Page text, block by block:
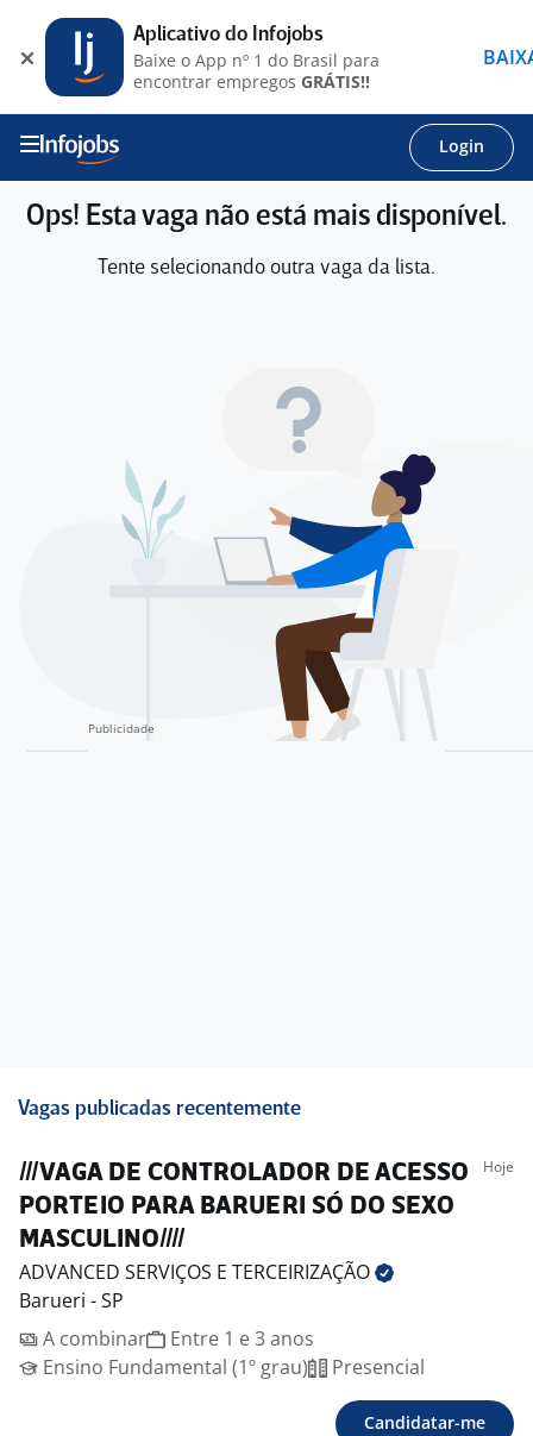
Login
Ops! Esta vaga não está mais disponível.
Tente selecionando outra vaga da lista.
Vagas publicadas recentemente
///VAGA DE CONTROLADOR DE ACESSO
PORTEIO PARA BARUERI SÓ DO SEXO
MASCULINO////
Hoje
ADVANCED SERVIÇOS E TERCEIRIZAÇÃO
Barueri - SP
A combinar
Entre 1 e 3 anos
Ensino Fundamental (1º grau)
Presencial
Candidatar-me
Aplicativo do Infojobs
Baixe o App nº 1 do Brasil para
encontrar empregos GRÁTIS!!